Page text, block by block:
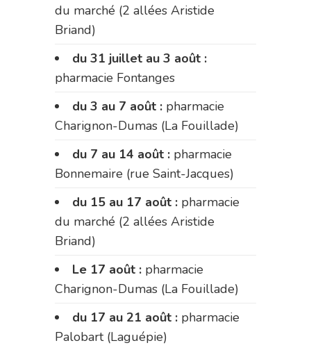
du marché (2 allées Aristide
Briand)
du 31 juillet au 3 août :
pharmacie Fontanges
du 3 au 7 août : pharmacie
Charignon-Dumas (La Fouillade)
du 7 au 14 août : pharmacie
Bonnemaire (rue Saint-Jacques)
du 15 au 17 août : pharmacie
du marché (2 allées Aristide
Briand)
Le 17 août : pharmacie
Charignon-Dumas (La Fouillade)
du 17 au 21 août : pharmacie
Palobart (Laguépie)